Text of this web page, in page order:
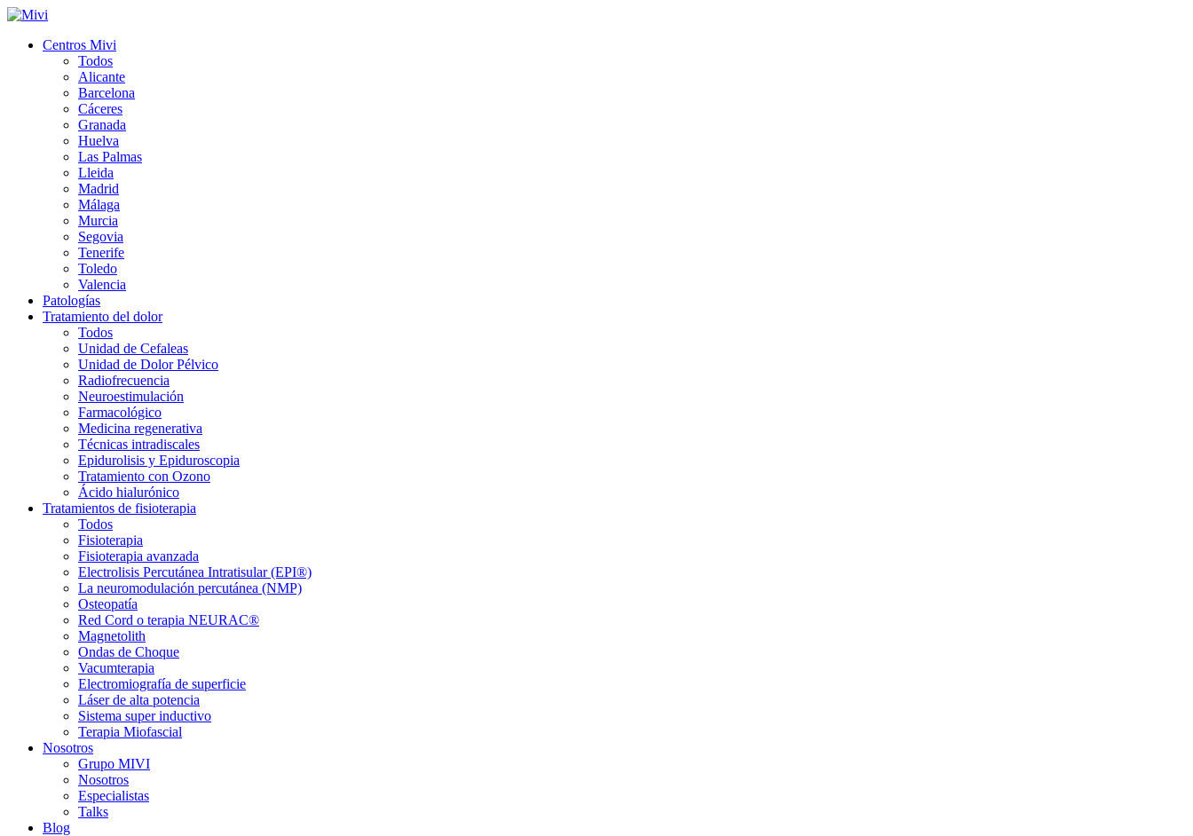
Centros Mivi
Todos
Alicante
Barcelona
Cáceres
Granada
Huelva
Las Palmas
Lleida
Madrid
Málaga
Murcia
Segovia
Tenerife
Toledo
Valencia
Patologías
Tratamiento del dolor
Todos
Unidad de Cefaleas
Unidad de Dolor Pélvico
Radiofrecuencia
Neuroestimulación
Farmacológico
Medicina regenerativa
Técnicas intradiscales
Epidurolisis y Epiduroscopia
Tratamiento con Ozono
Ácido hialurónico
Tratamientos de fisioterapia
Todos
Fisioterapia
Fisioterapia avanzada
Electrolisis Percutánea Intratisular (EPI®)
La neuromodulación percutánea (NMP)
Osteopatía
Red Cord o terapia NEURAC®
Magnetolith
Ondas de Choque
Vacumterapia
Electromiografía de superficie
Láser de alta potencia
Sistema super inductivo
Terapia Miofascial
Nosotros
Grupo MIVI
Nosotros
Especialistas
Talks
Blog